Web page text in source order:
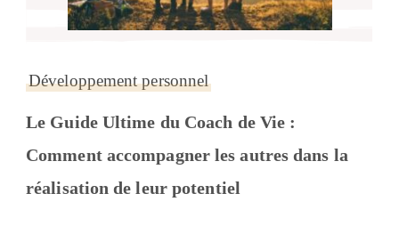
Développement personnel
Le Guide Ultime du Coach de Vie :
Comment accompagner les autres dans la
réalisation de leur potentiel